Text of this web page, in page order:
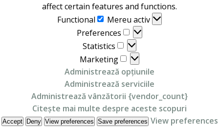
affect certain features and functions.
Functional
Functional
Mereu activ
Preferences
Preferences
Statistics
Statistics
Marketing
Marketing
Administrează opțiunile
Administrează serviciile
Administrează vânzătorii {vendor_count}
Citește mai multe despre aceste scopuri
Accept Deny View preferences Save preferences View preferences